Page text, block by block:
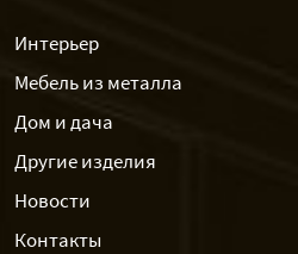
Интерьер
Мебель из металла
Дом и дача
Другие изделия
Новости
Контакты